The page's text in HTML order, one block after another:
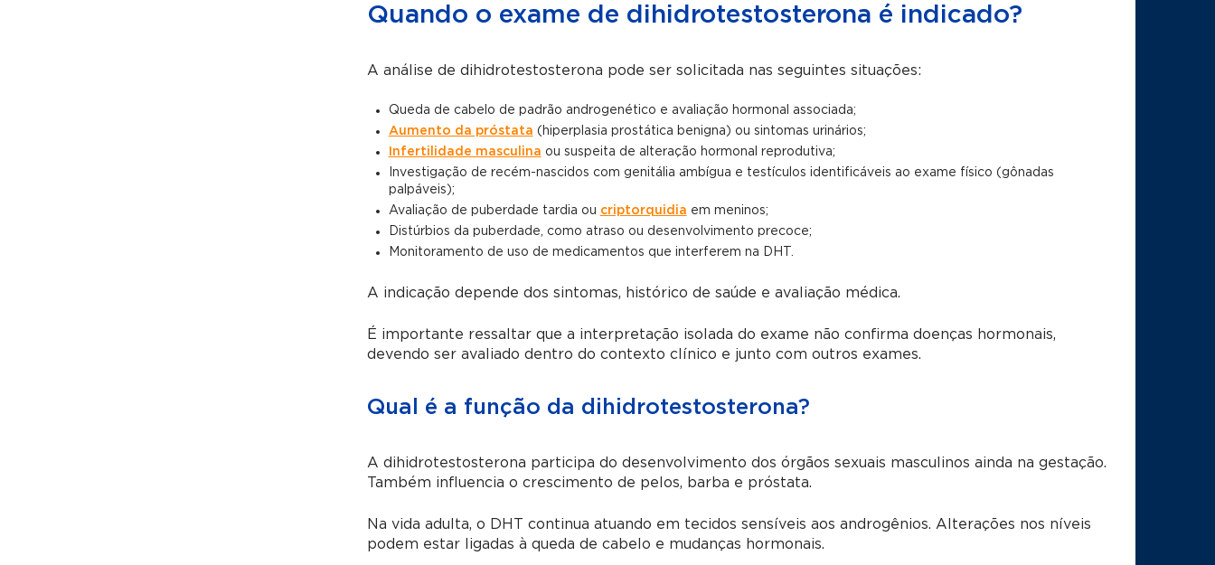
Quando o exame de dihidrotestosterona é indicado?
A análise de dihidrotestosterona pode ser solicitada nas seguintes situações:
Queda de cabelo de padrão androgenético e avaliação hormonal associada;
Aumento da próstata (hiperplasia prostática benigna) ou sintomas urinários;
Infertilidade masculina ou suspeita de alteração hormonal reprodutiva;
Investigação de recém-nascidos com genitália ambígua e testículos identificáveis ao exame físico (gônadas
palpáveis);
Avaliação de puberdade tardia ou criptorquidia em meninos;
Distúrbios da puberdade, como atraso ou desenvolvimento precoce;
Monitoramento de uso de medicamentos que interferem na DHT.
A indicação depende dos sintomas, histórico de saúde e avaliação médica.
É importante ressaltar que a interpretação isolada do exame não confirma doenças hormonais,
devendo ser avaliado dentro do contexto clínico e junto com outros exames.
Qual é a função da dihidrotestosterona?
A dihidrotestosterona participa do desenvolvimento dos órgãos sexuais masculinos ainda na gestação.
Também influencia o crescimento de pelos, barba e próstata.
Na vida adulta, o DHT continua atuando em tecidos sensíveis aos androgênios. Alterações nos níveis
podem estar ligadas à queda de cabelo e mudanças hormonais.